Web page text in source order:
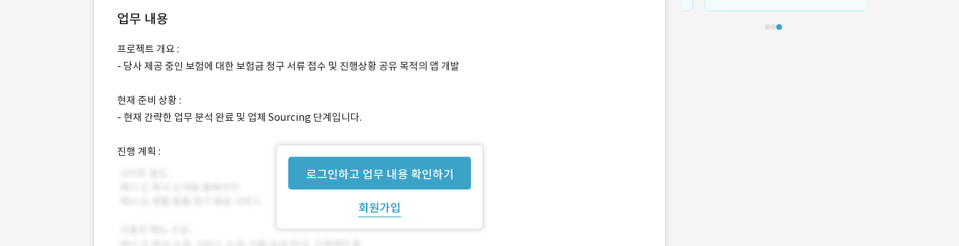
업무 내용
로그인하고 업무 내용 확인하기
회원가입
프로젝트 개요 :
- 당사 제공 중인 보험에 대한 보험금 청구 서류 접수 및 진행상황 공유 목적의 앱 개발
현재 준비 상황 :
- 현재 간략한 업무 분석 완료 및 업체 Sourcing 단계입니다.
진행 계획 :